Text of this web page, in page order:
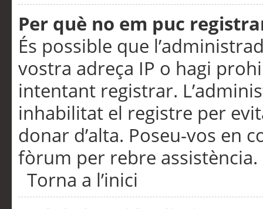
Per què no em puc
És possible que
vostra adreça IP o hagi
intentant registrar.
inhabilitat el registre per
donar d’alta. Poseu-vos en
fòrum per rebre assistència.
Torna a l’inici